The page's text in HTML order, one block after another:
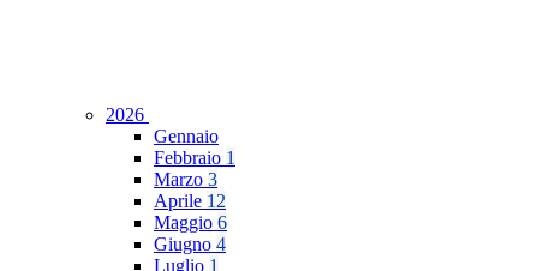
2026
Gennaio
Febbraio 1
Marzo 3
Aprile 12
Maggio 6
Giugno 4
Luglio 1